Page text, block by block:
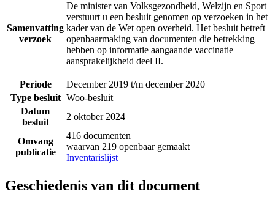
Samenvatting
verzoek
De minister van Volksgezondheid, Welzijn en Sport
verstuurt u een besluit genomen op verzoeken in het
kader van de Wet open overheid. Het besluit betreft
openbaarmaking van documenten die betrekking
hebben op informatie aangaande vaccinatie
aansprakelijkheid deel II.
Periode
December 2019 t/m december 2020
Type besluit Woo-besluit
Datum
besluit
2 oktober 2024
Omvang
publicatie
416 documenten
waarvan 219 openbaar gemaakt
Inventarislijst
Geschiedenis van dit document